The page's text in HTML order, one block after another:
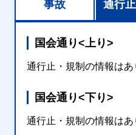
事故 通行
国会通り<上り>
通行止・規制の情報はあ
国会通り<下り>
通行止・規制の情報はあ